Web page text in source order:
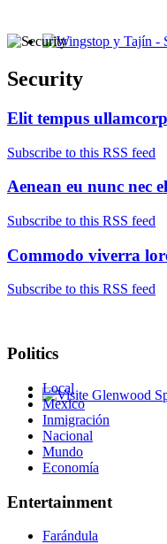
Glenwood Springs -
Security
Elit tempus
Subscribe to this RSS feed
Aenean eu nunc nec
Subscribe to this RSS feed
Commodo viverra
Subscribe to this RSS feed
Politics
Local
Mexico
Inmigración
Nacional
Mundo
Economía
Entertainment
Farándula